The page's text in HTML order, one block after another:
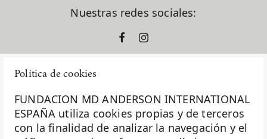
Política de cookies
FUNDACION MD ANDERSON INTERNATIONAL
ESPAÑA utiliza cookies propias y de terceros
con la finalidad de analizar la navegación y el
Nuestras redes sociales:
La Fundación MD Anderson España - Hospiten es